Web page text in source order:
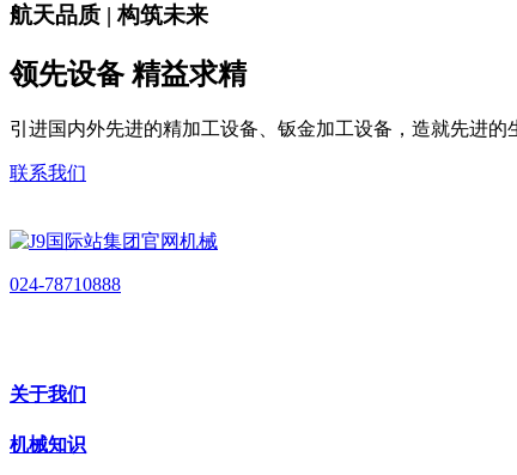
航天品质 | 构筑未来
领先设备 精益求精
引进国内外先进的精加工设备、钣金加工设备，造就先进
联系我们
024-78710888
关于我们
机械知识